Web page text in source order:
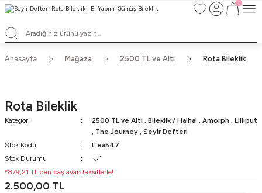
TÜM ALIŞVERİŞLERDE ÜCRETSİZ KARGO ve TAKSİT İMKANLARI
L'EA'NIN BÜYÜLÜ DÜNYASINA HOŞ GELDİNİZ
HER BİR L'EA ÖMÜR BOYU SAKLAYACAĞINIZ ANLAMLI BİR PARÇA
TEK ÜRETİM EL YAPIMI TASARIMLAR
Anasayfa Mağaza 2500 TL ve Altı Rota Bileklik
Rota Bileklik
Kategori 2500 TL ve Altı , Bileklik / Halhal , Amorph , Lilliput
, The Journey , Seyir Defteri
Stok Kodu
L'ea547
Stok Durumu
*879,21 TL den başlayan taksitlerle!
2.500,00 TL